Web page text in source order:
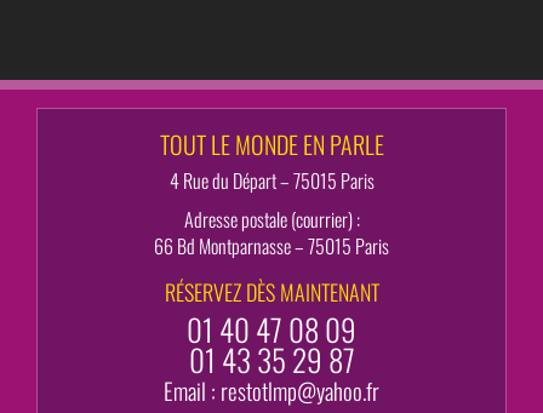
TOUT LE MONDE EN PARLE
4 Rue du Départ – 75015 Paris
Adresse postale (courrier) :
66 Bd Montparnasse – 75015 Paris
RÉSERVEZ DÈS MAINTENANT
01 40 47 08 09
01 43 35 29 87
Email : restotlmp@yahoo.fr